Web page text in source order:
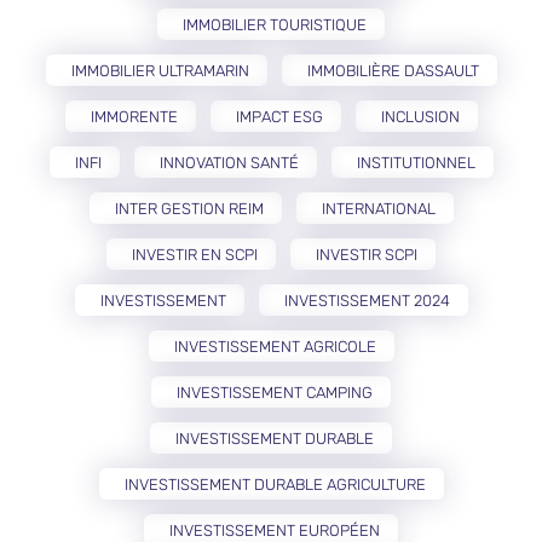
IMMOBILIER TOURISTIQUE
IMMOBILIER ULTRAMARIN IMMOBILIÈRE DASSAULT
IMMORENTE IMPACT ESG INCLUSION
INFI INNOVATION SANTÉ INSTITUTIONNEL
INTER GESTION REIM INTERNATIONAL
INVESTIR EN SCPI INVESTIR SCPI
INVESTISSEMENT INVESTISSEMENT 2024
INVESTISSEMENT AGRICOLE
INVESTISSEMENT CAMPING
INVESTISSEMENT DURABLE
INVESTISSEMENT DURABLE AGRICULTURE
INVESTISSEMENT EUROPÉEN